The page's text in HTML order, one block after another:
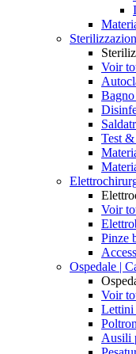
Voir
Test
Voir
Pinze
Ospedale |
Voir
Lettini
Ausili